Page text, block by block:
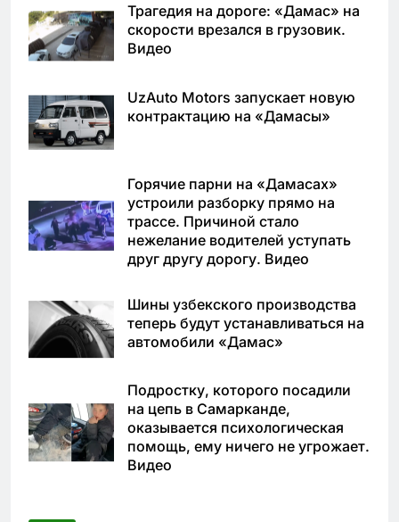
Трагедия на дороге: «Дамас» на
скорости врезался в грузовик.
Видео
UzAuto Motors запускает новую
контрактацию на «Дамасы»
Горячие парни на «Дамасах»
устроили разборку прямо на
трассе. Причиной стало
нежелание водителей уступать
друг другу дорогу. Видео
Шины узбекского производства
теперь будут устанавливаться на
автомобили «Дамас»
Подростку, которого посадили
на цепь в Самарканде,
оказывается психологическая
помощь, ему ничего не угрожает.
Видео